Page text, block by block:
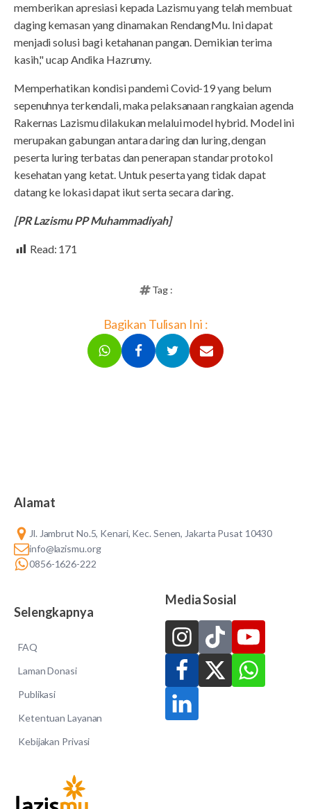
memberikan apresiasi kepada Lazismu yang telah membuat
daging kemasan yang dinamakan RendangMu. Ini dapat
menjadi solusi bagi ketahanan pangan. Demikian terima
kasih," ucap Andika Hazrumy.
Memperhatikan kondisi pandemi Covid-19 yang belum
sepenuhnya terkendali, maka pelaksanaan rangkaian agenda
Rakernas Lazismu dilakukan melalui model hybrid. Model ini
merupakan gabungan antara daring dan luring, dengan
peserta luring terbatas dan penerapan standar protokol
kesehatan yang ketat. Untuk peserta yang tidak dapat
datang ke lokasi dapat ikut serta secara daring.
[PR Lazismu PP Muhammadiyah]
Read: 171
Tag :
Bagikan Tulisan Ini :
Alamat
Jl. Jambrut No.5, Kenari, Kec. Senen, Jakarta Pusat 10430
info@lazismu.org
0856-1626-222
Selengkapnya
FAQ
Laman Donasi
Publikasi
Ketentuan Layanan
Kebijakan Privasi
Media Sosial